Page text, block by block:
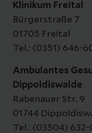
Klinikum Freital
Bürgerstraße 7
01705 Freital
Tel.: (0351) 646-
Ambulantes
Dippoldiswalde
Rabenauer Str. 9
01744
Tel.: (03504) 632-